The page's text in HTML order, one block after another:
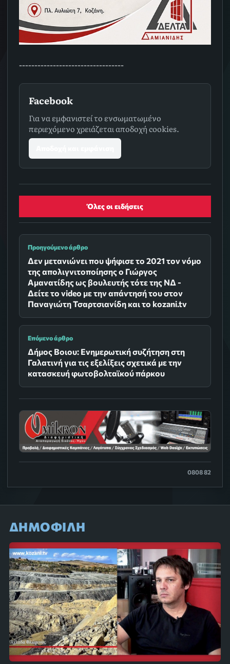
----------------------------------
Facebook
Για να εμφανιστεί το ενσωματωμένο
περιεχόμενο χρειάζεται αποδοχή cookies.
Όλες οι ειδήσεις
Προηγούμενο άρθρο
Δεν μετανιώνει που ψήφισε το 2021 τον νόμο
της απολιγνιτοποίησης ο Γιώργος
Αμανατίδης ως βουλευτής τότε της ΝΔ -
Δείτε το video με την απάντησή του στον
Παναγιώτη Τσαρτσιανίδη και το kozani.tv
Επόμενο άρθρο
Δήμος Βοιου: Ενημερωτική συζήτηση στη
Γαλατινή για τις εξελίξεις σχετικά με την
κατασκευή φωτοβολταϊκού πάρκου
0808 82
ΔΗΜΟΦΙΛΗ